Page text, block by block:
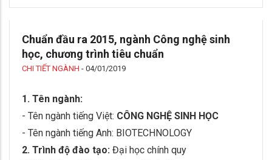
Chuẩn đầu ra 2015, ngành Công nghệ sinh
học, chương trình tiêu chuẩn
CHI TIẾT NGÀNH - 04/01/2019
1. Tên ngành:
- Tên ngành tiếng Việt: CÔNG NGHỆ SINH HỌC
- Tên ngành tiếng Anh: BIOTECHNOLOGY
2. Trình độ đào tạo: Đại học chính quy